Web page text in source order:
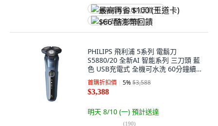
最高再省 $100 (王道卡)
$66 酷澎幣回饋
PHILIPS 飛利浦 5系列 電鬍刀
S5880/20 全新AI 智能系列 三刀頭 藍
色 USB充電式 全機可水洗 60分鐘續航
Wet & Dry 彈出式鬢角刀 1小時快充
首購折扣價 5%$3,588
$3,388
明天 8/10 (一) 預計送達
(190)